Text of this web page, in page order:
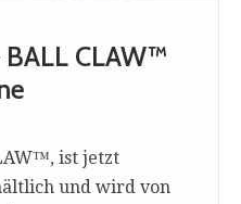
BALL CLAW™
ist jetzt
und wird von